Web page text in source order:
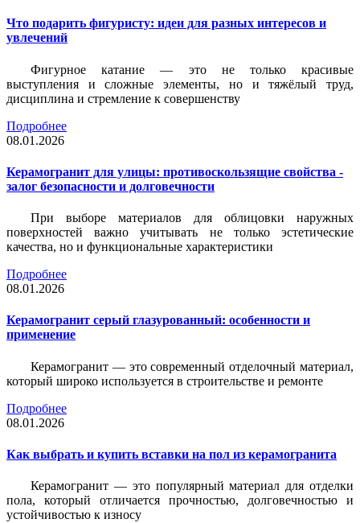
Что подарить фигуристу: идеи для разных интересов и
увлечений
Фигурное катание — это не только красивые
выступления и сложные элементы, но и тяжёлый труд,
дисциплина и стремление к совершенству
Подробнее
08.01.2026
Керамогранит для улицы: противоскользящие свойства -
залог безопасности и долговечности
При выборе материалов для облицовки наружных
поверхностей важно учитывать не только эстетические
качества, но и функциональные характеристики
Подробнее
08.01.2026
Керамогранит серый глазурованный: особенности и
применение
Керамогранит — это современный отделочный материал,
который широко используется в строительстве и ремонте
Подробнее
08.01.2026
Как выбрать и купить вставки на пол из керамогранита
Керамогранит — это популярный материал для отделки
пола, который отличается прочностью, долговечностью и
устойчивостью к износу